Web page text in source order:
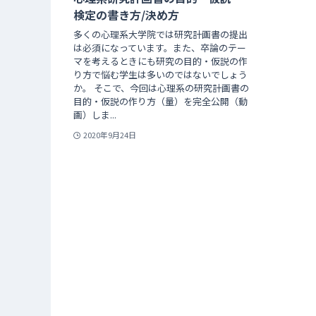
検定の書き方/決め方
多くの心理系大学院では研究計画書の提出
は必須になっています。また、卒論のテー
マを考えるときにも研究の目的・仮説の作
り方で悩む学生は多いのではないでしょう
か。 そこで、今回は心理系の研究計画書の
目的・仮説の作り方（量）を完全公開（動
画）しま...
2020年9月24日